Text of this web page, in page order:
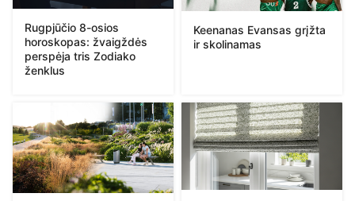
Rugpjūčio 8-osios
horoskopas: žvaigždės
perspėja tris Zodiako
ženklus
Keenanas Evansas grįžta
ir skolinamas